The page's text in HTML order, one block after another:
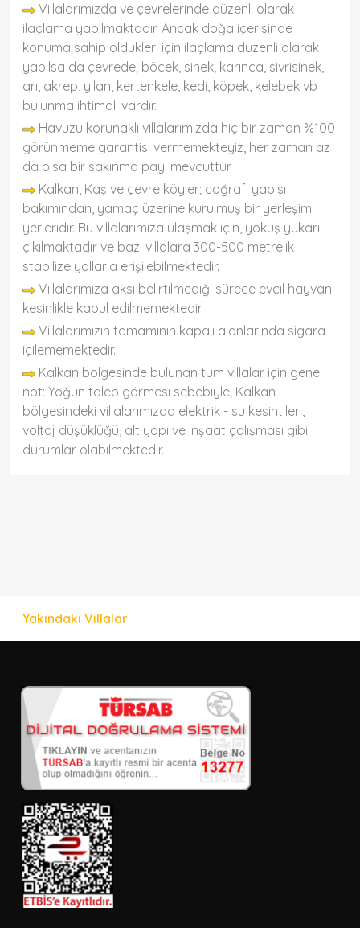
Villalarımızda ve çevrelerinde düzenli olarak
ilaçlama yapılmaktadır. Ancak doğa içerisinde
konuma sahip olduklerı için ilaçlama düzenli olarak
yapılsa da çevrede; böcek, sinek, karınca, sivrisinek,
arı, akrep, yılan, kertenkele, kedi, köpek, kelebek vb
bulunma ihtimali vardır.
Havuzu korunaklı villalarımızda hiç bir zaman %100
görünmeme garantisi vermemekteyiz, her zaman az
da olsa bir sakınma payı mevcuttur.
Kalkan, Kaş ve çevre köyler; coğrafi yapısı
bakımından, yamaç üzerine kurulmuş bir yerleşim
yerleridir. Bu villalarımıza ulaşmak için, yokuş yukarı
çıkılmaktadır ve bazı villalara 300-500 metrelik
stabilize yollarla erişilebilmektedir.
Villalarımıza aksi belirtilmediği sürece evcil hayvan
kesinlikle kabul edilmemektedir.
Villalarımızın tamamının kapalı alanlarında sigara
içilememektedir.
Kalkan bölgesinde bulunan tüm villalar için genel
not: Yoğun talep görmesi sebebiyle; Kalkan
bölgesindeki villalarımızda elektrik - su kesintileri,
voltaj düşüklüğü, alt yapı ve inşaat çalışması gibi
durumlar olabilmektedir.
Yakındaki Villalar